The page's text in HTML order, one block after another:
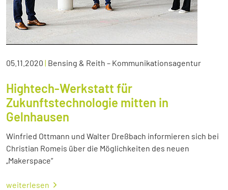
05.11.2020 | Bensing & Reith – Kommunikationsagentur
Hightech-Werkstatt für
Zukunftstechnologie mitten in
Gelnhausen
Winfried Ottmann und Walter Dreßbach informieren sich bei
Christian Romeis über die Möglichkeiten des neuen
„Makerspace“
weiterlesen